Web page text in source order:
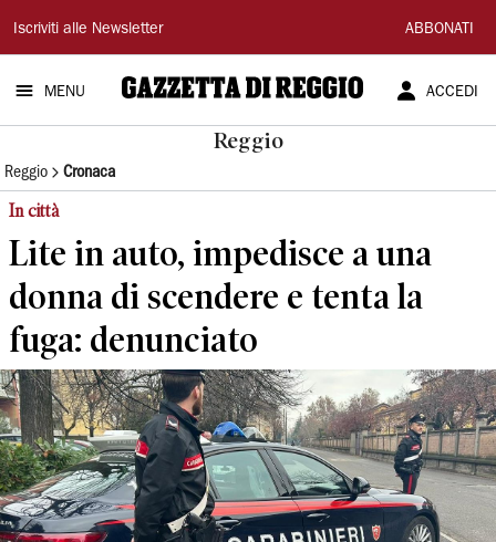
Gazzetta
di
Reggio
Iscriviti alle Newsletter ABBONATI
MENU ACCEDI
Reggio
Reggio Cronaca
In città
Lite in auto, impedisce a una
donna di scendere e tenta la
fuga: denunciato